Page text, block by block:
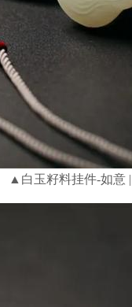
▲白玉籽料挂件-如意 |